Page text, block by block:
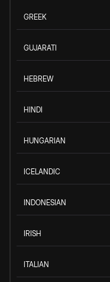
GREEK
GUJARATI
HEBREW
HINDI
HUNGARIAN
ICELANDIC
INDONESIAN
IRISH
ITALIAN